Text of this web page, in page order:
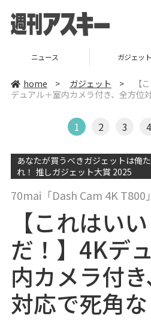
ニュース ガジェット
home > ガジェット >
【
デュアル＋室内カメラ付き、全方位
1 2 3 4
あなたが買うべきガジェットは俺
れ！ 推しガジェット大賞 2025
70mai「Dash Cam 4K T800」
【これはい
だ！】4Kデ
内カメラ付
対応で死角